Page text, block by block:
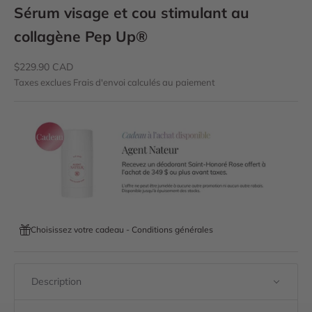
Sérum visage et cou stimulant au
collagène Pep Up®
Prix de vente
$229.90 CAD
Taxes exclues Frais d'envoi calculés au paiement
Choisissez votre cadeau - Conditions générales
Description